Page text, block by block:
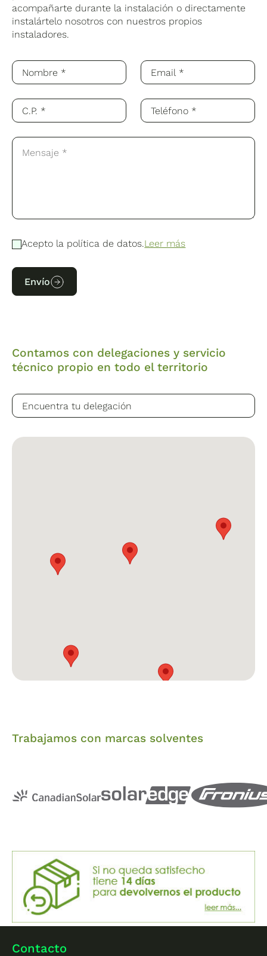
acompañarte durante la instalación o directamente
instalártelo nosotros con nuestros propios
instaladores.
Acepto la política de datos.Leer más
Envío
Contamos con delegaciones y servicio
técnico propio en todo el territorio
Trabajamos con marcas solventes
Contacto